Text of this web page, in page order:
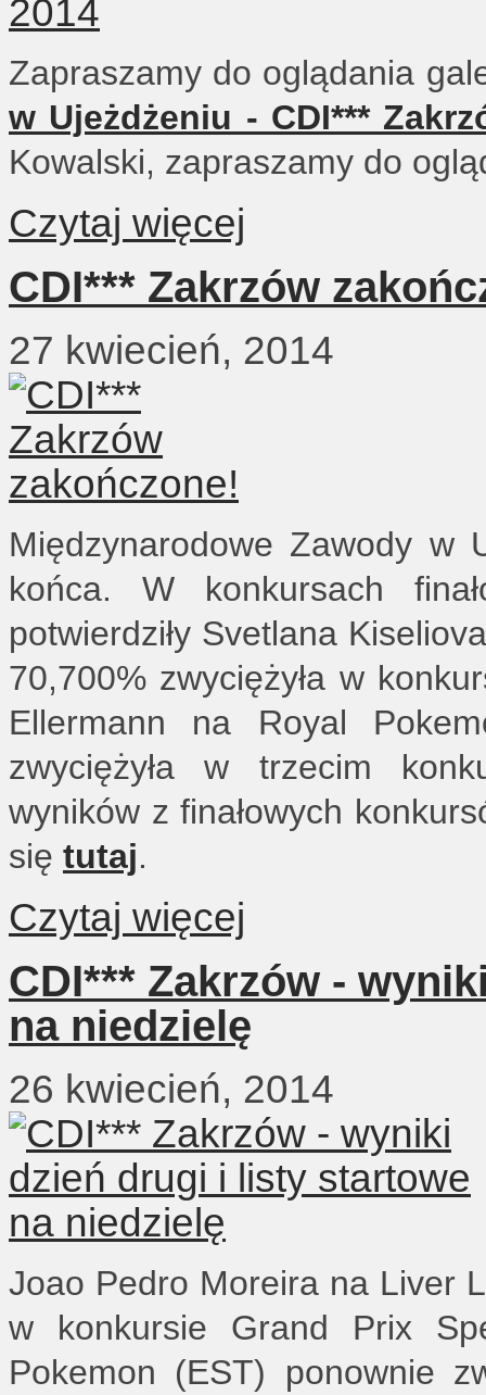
Zapraszamy do oglądania
w Ujeżdżeniu - CDI***
Kowalski, zapraszamy do
Czytaj więcej
CDI*** Zakrzów
27 kwiecień, 2014
Międzynarodowe Zawody w
końca. W konkursach
potwierdziły Svetlana
70,700% zwyciężyła w
Ellermann na Royal
zwyciężyła w trzecim
wyników z finałowych
się tutaj.
Czytaj więcej
CDI*** Zakrzów -
na niedzielę
26 kwiecień, 2014
Joao Pedro Moreira na Liver
w konkursie Grand Prix
Pokemon (EST) ponownie